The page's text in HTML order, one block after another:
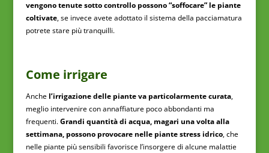
vengono tenute sotto controllo possono “soffocare” le piante
coltivate, se invece avete adottato il sistema della pacciamatura
potrete stare più tranquilli.
Come irrigare
Anchel’irrigazione delle piante va particolarmente curata,
meglio intervenire con annaffiature poco abbondanti ma
frequenti.Grandi quantità di acqua, magari una volta alla
settimana, possono provocare nelle piante stress idrico, che
nelle piante più sensibili favorisce l’insorgere di alcune malattie